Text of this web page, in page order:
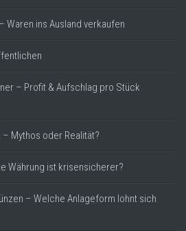
Waren ins Ausland verkaufen
– Profit & Aufschlag pro Stück
Mythos oder Realität?
Währung ist krisensicherer?
– Welche Anlageform lohnt sich